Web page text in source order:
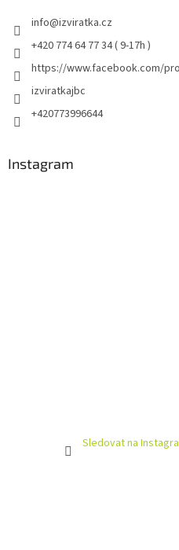
info@izviratka.cz
+420 774 64 77 34 ( 9-17h )
https://www.facebook.com/
izviratkajbc
+420773996644
Instagram
Sledovat na